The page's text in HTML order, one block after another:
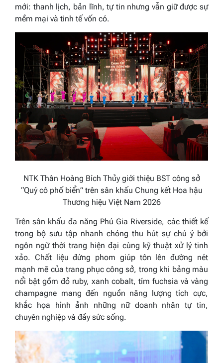
mới: thanh lịch, bản lĩnh, tự tin nhưng vẫn giữ được sự
mềm mại và tinh tế vốn có.
NTK Thân Hoàng Bích Thủy giới thiệu BST công sở
“Quý cô phố biển” trên sân khấu Chung kết Hoa hậu
Thương hiệu Việt Nam 2026
Trên sân khấu đa năng Phú Gia Riverside, các thiết kế
trong bộ sưu tập nhanh chóng thu hút sự chú ý bởi
ngôn ngữ thời trang hiện đại cùng kỹ thuật xử lý tinh
xảo. Chất liệu đứng phom giúp tôn lên đường nét
mạnh mẽ của trang phục công sở, trong khi bảng màu
nổi bật gồm đỏ ruby, xanh cobalt, tím fuchsia và vàng
champagne mang đến nguồn năng lượng tích cực,
khắc họa hình ảnh những nữ doanh nhân tự tin,
chuyên nghiệp và đầy sức sống.